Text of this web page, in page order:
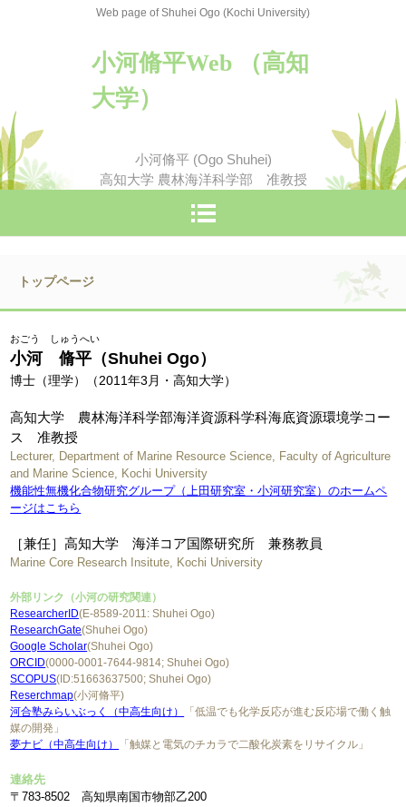
小河脩平Web （高知
大学）
Web page of Shuhei Ogo (Kochi University)
小河脩平 (Ogo Shuhei)
高知大学 農林海洋科学部 准教授
トップページ
おごう しゅうへい
小河 脩平（Shuhei Ogo）
博士（理学）（2011年3月・高知大学）
高知大学 農林海洋科学部海洋資源科学科海底資源環境学コー
ス 准教授
Lecturer, Department of Marine Resource Science, Faculty of Agriculture
and Marine Science, Kochi University
機能性無機化合物研究グループ（上田研究室・小河研究室）のホームペ
ージはこちら
［兼任］高知大学 海洋コア国際研究所 兼務教員
Marine Core Research Insitute, Kochi University
外部リンク（小河の研究関連）
ResearcherID(E-8589-2011: Shuhei Ogo)
ResearchGate(Shuhei Ogo)
Google Scholar(Shuhei Ogo)
ORCID(0000-0001-7644-9814; Shuhei Ogo)
SCOPUS(ID:51663637500; Shuhei Ogo)
Reserchmap(小河脩平)
河合塾みらいぶっく（中高生向け）
「低温でも化学反応が進む反応場で働く触
媒の開発」
夢ナビ（中高生向け）
「触媒と電気のチカラで二酸化炭素をリサイクル」
連絡先
〒783-8502 高知県南国市物部乙200